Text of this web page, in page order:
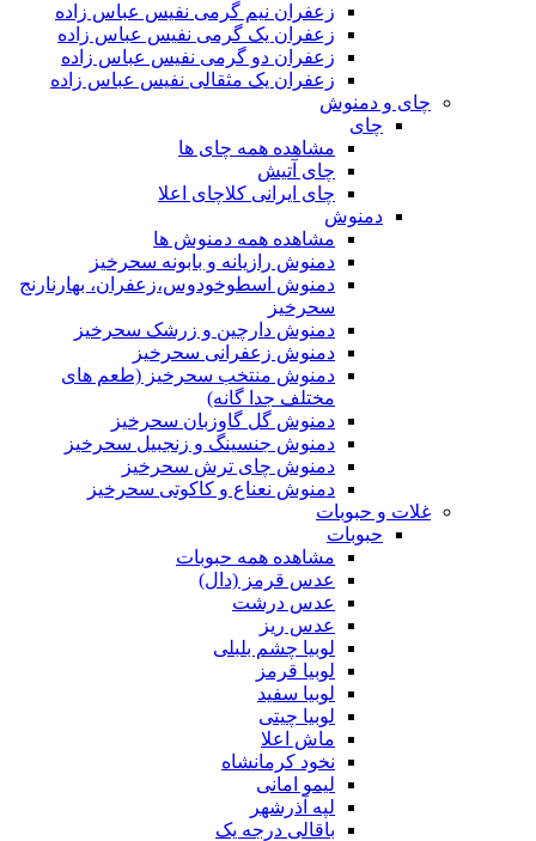
زعفران نیم گرمی نفیس عباس زاده
زعفران یک گرمی نفیس عباس زاده
زعفران دو گرمی نفیس عباس زاده
زعفران یک مثقالی نفیس عباس زاده
چای و دمنوش
چای
مشاهده همه چای ها
چای آتیش
چای ایرانی کلاچای اعلا
دمنوش
مشاهده همه دمنوش ها
دمنوش رازیانه و بابونه سحرخیز
دمنوش اسطوخودوس،زعفران، بهارنارنج
سحرخیز
دمنوش دارچین و زرشک سحرخیز
دمنوش زعفرانی سحرخیز
دمنوش منتخب سحرخیز (طعم های
مختلف جدا گانه)
دمنوش گل گاوزبان سحرخیز
دمنوش جنسینگ و زنجبیل سحرخیز
دمنوش چای ترش سحرخیز
دمنوش نعناع و کاکوتی سحرخیز
غلات و حبوبات
حبوبات
مشاهده همه حبوبات
عدس قرمز (دال)
عدس درشت
عدس ریز
لوبیا چشم بلبلی
لوبیا قرمز
لوبیا سفید
لوبیا چیتی
ماش اعلا
نخود کرمانشاه
لیمو امانی
لپه آذرشهر
باقالی درجه یک